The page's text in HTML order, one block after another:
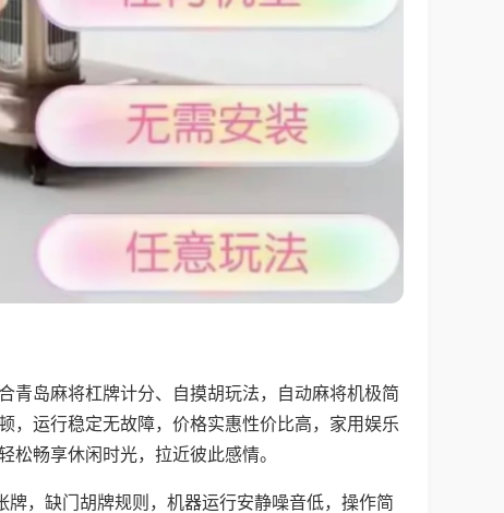
青岛麻将杠牌计分、自摸胡玩法，自动麻将机极简
，运行稳定无故障，价格实惠性价比高，家用娱乐
畅享休闲时光，拉近彼此感情。
，缺门胡牌规则，机器运行安静噪音低，操作简